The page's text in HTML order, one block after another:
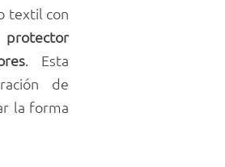
textil con
protector
. Esta
de
la forma